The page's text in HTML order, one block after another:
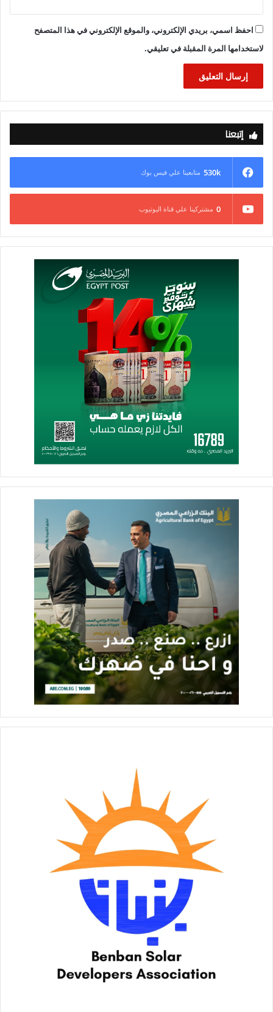
احفظ اسمي، بريدي الإلكتروني، والموقع الإلكتروني في هذا المتصفح
لاستخدامها المرة المقبلة في تعليقي.
إتبعنا
530k متابعينا علي فيس بوك
0 مشتركينا علي قناة اليوتيوب